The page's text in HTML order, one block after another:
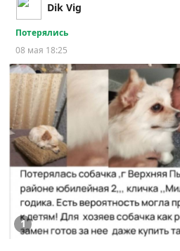
Dik Vig
Потерялись
08 мая 18:25
1